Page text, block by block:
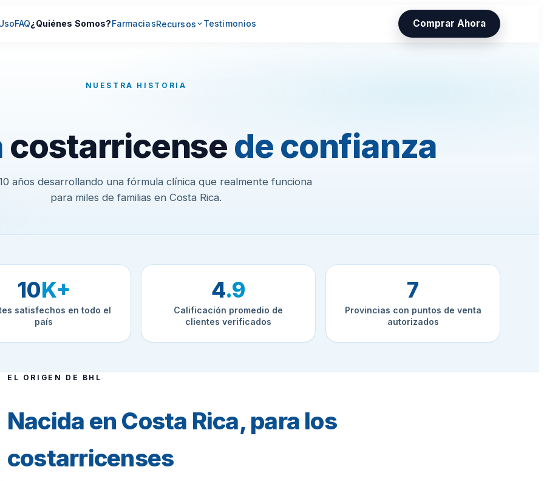
FAQ¿Quiénes Somos?FarmaciasRecursos Testimonios Comprar Ahora
NUESTRA HISTORIA
costarricensede confianza
años desarrollando una fórmula clínica que realmente funciona
para miles de familias en Costa Rica.
10K+
satisfechos en todo el
país
4.9
Calificación promedio de
clientes verificados
7
Provincias con puntos de venta
autorizados
EL ORIGEN DE BHL
Nacida en Costa Rica, para los
costarricenses